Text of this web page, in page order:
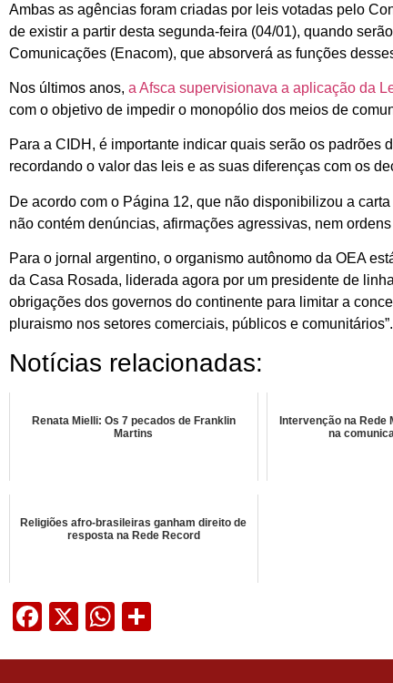
Ambas as agências foram criadas por leis votadas pelo
de existir a partir desta segunda-feira (04/01), quando
Comunicações (Enacom), que absorverá as funções
Nos últimos anos, a Afsca supervisionava a aplicação da
com o objetivo de impedir o monopólio dos meios de
Para a CIDH, é importante indicar quais serão os
recordando o valor das leis e as suas diferenças com os
De acordo com o Página 12, que não disponibilizou a
não contém denúncias, afirmações agressivas, nem
Para o jornal argentino, o organismo autônomo da OEA
da Casa Rosada, liderada agora por um presidente de
obrigações dos governos do continente para limitar a
pluraismo nos setores comerciais, públicos e comunitários”.
Notícias relacionadas:
Renata Mielli: Os 7 pecados de Franklin
Martins
Intervenção na Rede
na
Religiões afro-brasileiras ganham direito de
resposta na Rede Record
Facebook
X WhatsApp